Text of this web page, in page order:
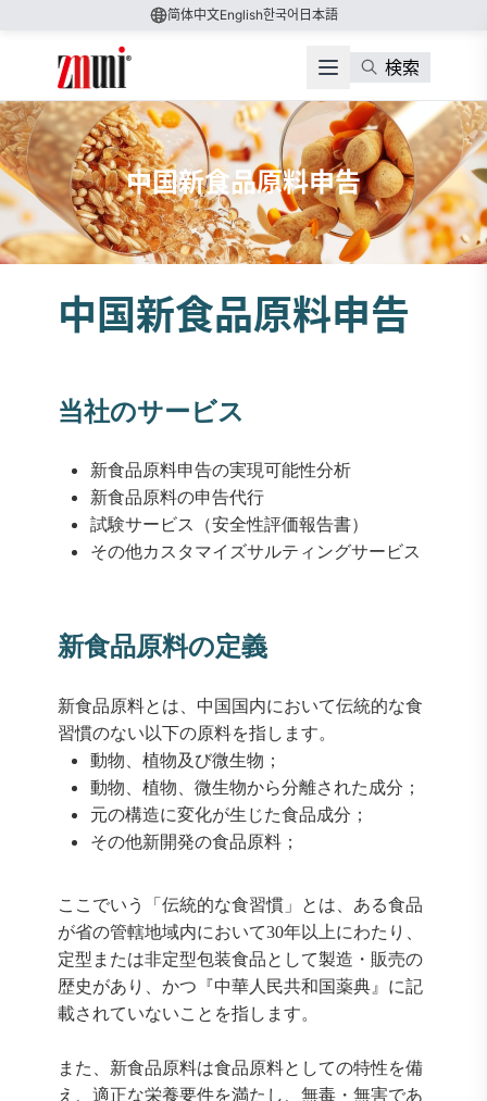
简体中文English한국어 日本語
検索
中国新食品原料申告
中国新食品原料申告
当社のサービス
新食品原料申告の実現可能性分析
新食品原料の申告代行
試験サービス（安全性評価報告書）
その他カスタマイズサルティングサービス
新食品原料の定義
新食品原料とは、中国国内において伝統的な食
習慣のない以下の原料を指します。
動物、植物及び微生物；
動物、植物、微生物から分離された成分；
元の構造に変化が生じた食品成分；
その他新開発の食品原料；
ここでいう「伝統的な食習慣」とは、ある食品
が省の管轄地域内において30年以上にわたり、
定型または非定型包装食品として製造・販売の
歴史があり、かつ『中華人民共和国薬典』に記
載されていないことを指します。
また、新食品原料は食品原料としての特性を備
え、適正な栄養要件を満たし、無毒・無害であ